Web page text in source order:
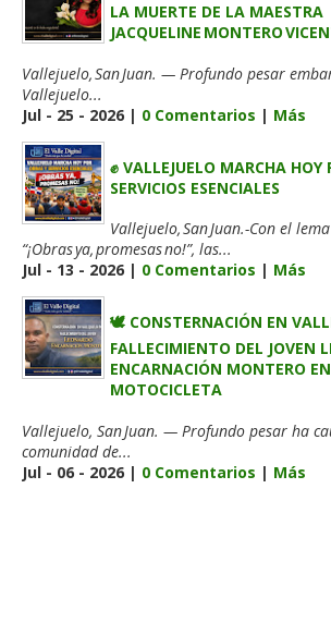
LA MUERTE DE LA MAESTRA
JACQUELINE MONTERO
Vallejuelo, San Juan. — Profundo pesar
Vallejuelo...
Jul - 25 - 2026 | 0 Comentarios | Más
✊ VALLEJUELO MARCHA HOY
SERVICIOS ESENCIALES
Vallejuelo, San Juan.-Con el lema
“¡Obras ya, promesas no!”, las...
Jul - 13 - 2026 | 0 Comentarios | Más
🕊️ CONSTERNACIÓN EN
FALLECIMIENTO DEL JOVEN
ENCARNACIÓN MONTERO
MOTOCICLETA
Vallejuelo, San Juan. — Profundo pesar ha
comunidad de...
Jul - 06 - 2026 | 0 Comentarios | Más